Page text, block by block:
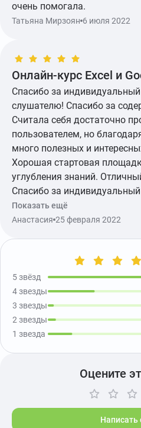
очень помогала.
Показать ещё
Татьяна Мирзоян 6 июля 2022
Онлайн-курс Excel и
Спасибо за
слушателю! Спасибо за
Считала себя достаточно
пользователем, но
много полезных и
Хорошая стартовая
углубления знаний.
Спасибо за
слушателю! Буду
и друзьям.
Показать ещё
Анастасия 25 февраля 2022
5 звёзд
4 звезды
3 звезды
2 звезды
1 звезда
Оцените
Написать